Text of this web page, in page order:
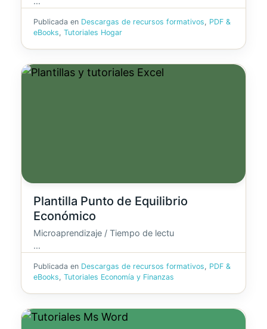
Publicada en Descargas de recursos formativos, PDF &
eBooks, Tutoriales Hogar
Plantilla Punto de Equilibrio
Económico
Microaprendizaje / Tiempo de lectu
…
Publicada en Descargas de recursos formativos, PDF &
eBooks, Tutoriales Economía y Finanzas